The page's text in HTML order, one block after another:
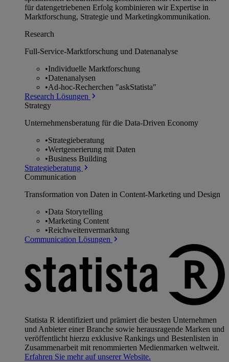
für datengetriebenen Erfolg kombinieren wir Expertise in
Marktforschung, Strategie und Marketingkommunikation.
Research
Full-Service-Marktforschung und Datenanalyse
•Individuelle Marktforschung
•Datenanalysen
•Ad-hoc-Recherchen "askStatista"
Research Lösungen
Strategy
Unternehmens­beratung für die Data-Driven Economy
•Strategieberatung
•Wertgenerierung mit Daten
•Business Building
Strategieberatung
Communication
Transformation von Daten in Content-Marketing und Design
•Data Storytelling
•Marketing Content
•Reichweitenvermarktung
Communication Lösungen
Statista R identifiziert und prämiert die besten Unternehmen
und Anbieter einer Branche sowie herausragende Marken und
veröffentlicht hierzu exklusive Rankings und Bestenlisten in
Zusammenarbeit mit renommierten Medienmarken weltweit.
Erfahren Sie mehr auf unserer Website.